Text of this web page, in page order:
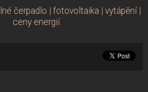
čerpadlo | fotovoltaika | vytápění |
ceny energií